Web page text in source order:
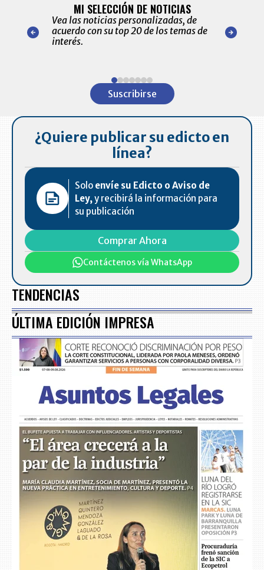
nuestro
para
MI SELECCIÓN DE NOTICIAS
Vea las noticias personalizadas, de
acuerdo con su top 20 de los temas de
interés.
de las
Suscribirse
¿Quiere publicar su edicto en
línea?
Solo envíe su Edicto o Aviso de
Ley,y recibirá la información para
su publicación
Comprar Ahora
Contáctenos vía WhatsApp
TENDENCIAS
ÚLTIMA EDICIÓN IMPRESA